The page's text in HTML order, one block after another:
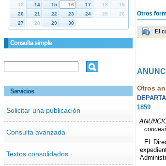
Consulta simple
Servicios
Solicitar una publicación
Consulta avanzada
Textos consolidados
Otros
El
Otros
1859
El